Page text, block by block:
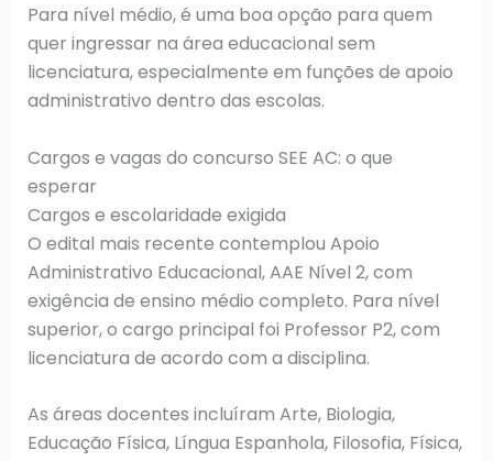
Para nível médio, é uma boa opção para quem
quer ingressar na área educacional sem
licenciatura, especialmente em funções de apoio
administrativo dentro das escolas.
Cargos e vagas do concurso SEE AC: o que
esperar
Cargos e escolaridade exigida
O edital mais recente contemplou Apoio
Administrativo Educacional, AAE Nível 2, com
exigência de ensino médio completo. Para nível
superior, o cargo principal foi Professor P2, com
licenciatura de acordo com a disciplina.
As áreas docentes incluíram Arte, Biologia,
Educação Física, Língua Espanhola, Filosofia, Física,